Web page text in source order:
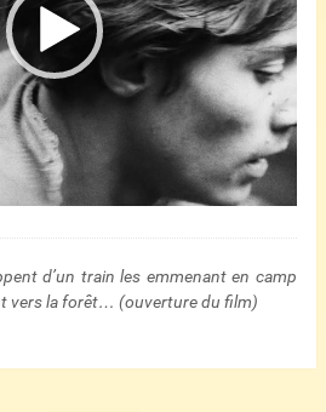
d’un train les emmenant en camp
vers la forêt… (ouverture du film)